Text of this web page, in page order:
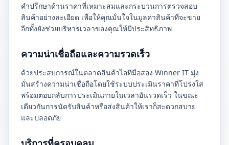
คำปรึกษาด้านราคาที่เหมาะสมและกระบวนการตรวจสอบ
สินค้าอย่างละเอียด เพื่อให้คุณมั่นใจในมูลค่าสินค้าที่จะขาย
อีกทั้งยังช่วยบริหารเวลาของคุณให้มีประสิทธิภาพ
ความน่าเชื่อถือและความรวดเร็ว
ด้วยประสบการณ์ในตลาดสินค้าไอทีมือสอง Winner IT มุ่ง
มั่นสร้างความน่าเชื่อถือโดยใช้ระบบประเมินราคาที่โปร่งใส
พร้อมตอบกลับการประเมินภายในเวลาอันรวดเร็ว ในขณะ
เดียวกันการนัดรับสินค้าหรือส่งสินค้าให้เราก็สะดวกสบาย
และปลอดภัย